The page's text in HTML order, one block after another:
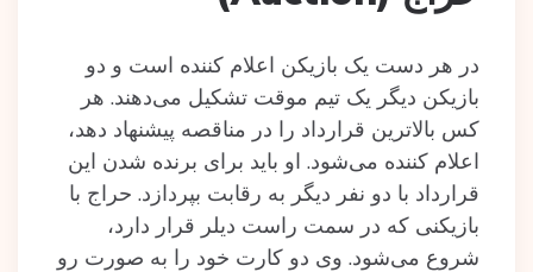
در هر دست یک بازیکن اعلام کننده است و دو
بازیکن دیگر یک تیم موقت تشکیل می‌دهند. هر
کس بالاترین قرارداد را در مناقصه پیشنهاد دهد،
اعلام کننده می‌شود. او باید برای برنده شدن این
قرارداد با دو نفر دیگر به رقابت بپردازد. حراج با
بازیکنی که در سمت راست دیلر قرار دارد،
شروع می‌شود. وی دو کارت خود را به صورت رو